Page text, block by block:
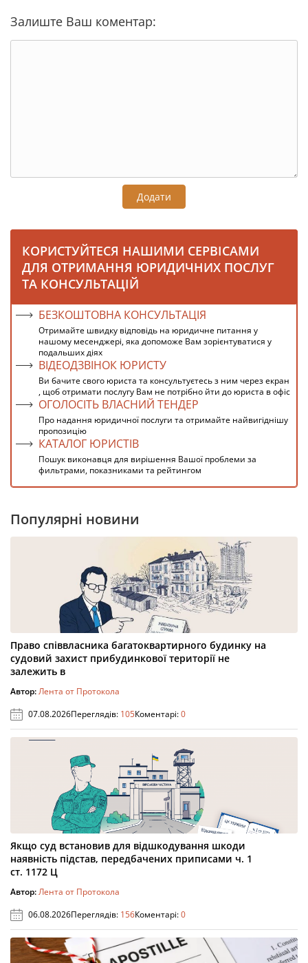
Залиште Ваш коментар:
Додати
КОРИСТУЙТЕСЯ НАШИМИ СЕРВІСАМИ
ДЛЯ ОТРИМАННЯ ЮРИДИЧНИХ ПОСЛУГ
ТА КОНСУЛЬТАЦІЙ
БЕЗКОШТОВНА КОНСУЛЬТАЦІЯ
Отримайте швидку відповідь на юридичне питання у
нашому месенджері, яка допоможе Вам зорієнтуватися у
подальших діях
ВІДЕОДЗВІНОК ЮРИСТУ
Ви бачите свого юриста та консультуєтесь з ним через екран
, щоб отримати послугу Вам не потрібно йти до юриста в офіс
ОГОЛОСІТЬ ВЛАСНИЙ ТЕНДЕР
Про надання юридичної послуги та отримайте найвигіднішу
пропозицію
КАТАЛОГ ЮРИСТІВ
Пошук виконавця для вирішення Вашої проблеми за
фильтрами, показниками та рейтингом
Популярні новини
Право співвласника багатоквартирного будинку на
судовий захист прибудинкової території не
залежить в
Автор:Лента от Протокола
07.08.2026Переглядів: 105Коментарі:0
Якщо суд встановив для відшкодування шкоди
наявність підстав, передбачених приписами ч. 1
ст. 1172 Ц
Автор:Лента от Протокола
06.08.2026Переглядів: 156Коментарі:0